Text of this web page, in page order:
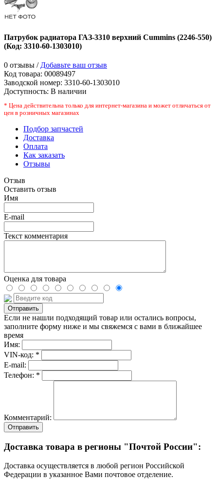
Патрубок радиатора ГАЗ-3310 верхний Cummins (2246-550)
(Код: 3310-60-1303010)
0 отзывы / Добавьте ваш отзыв
Код товара: 00089497
Заводской номер: 3310-60-1303010
Доступность: В наличии
* Цена действительна только для интернет-магазина и может отличаться от
цен в розничных магазинах
Подбор запчастей
Доставка
Оплата
Как заказать
Отзывы
Отзыв
Оставить отзыв
Имя
E-mail
Текст комментария
Оценка для товара
Если не нашли подходящий товар или остались вопросы,
заполните форму ниже и мы свяжемся с вами в ближайшее
время
Имя:
VIN-код: *
E-mail:
Телефон: *
Комментарий:
Отправить
Доставка товара в регионы "Почтой России":
Доставка осуществляется в любой регион Российской
Федерации в указанное Вами почтовое отделение.